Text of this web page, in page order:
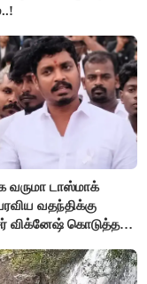
வருமா டாஸ்மாக்
வதந்திக்கு
விக்னேஷ் கொடுத்த